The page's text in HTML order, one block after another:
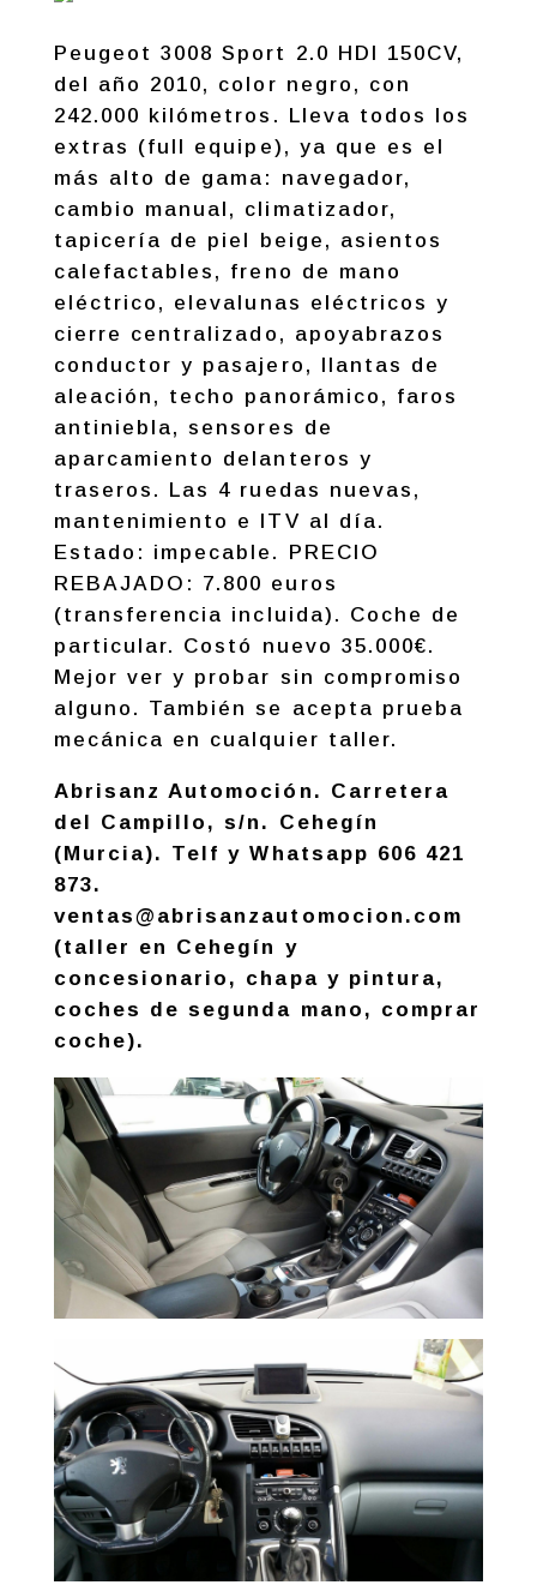
Peugeot 3008 Sport 2.0 HDI 150CV,
del año 2010, color negro, con
242.000 kilómetros. Lleva todos los
extras (full equipe), ya que es el
más alto de gama: navegador,
cambio manual, climatizador,
tapicería de piel beige, asientos
calefactables, freno de mano
eléctrico, elevalunas eléctricos y
cierre centralizado, apoyabrazos
conductor y pasajero, llantas de
aleación, techo panorámico, faros
antiniebla, sensores de
aparcamiento delanteros y
traseros. Las 4 ruedas nuevas,
mantenimiento e ITV al día.
Estado: impecable. PRECIO
REBAJADO: 7.800 euros
(transferencia incluida). Coche de
particular. Costó nuevo 35.000€.
Mejor ver y probar sin compromiso
alguno. También se acepta prueba
mecánica en cualquier taller.
Abrisanz Automoción. Carretera
del Campillo, s/n. Cehegín
(Murcia). Telf y Whatsapp 606 421
873.
ventas@abrisanzautomocion.com
(taller en Cehegín y
concesionario, chapa y pintura,
coches de segunda mano, comprar
coche).